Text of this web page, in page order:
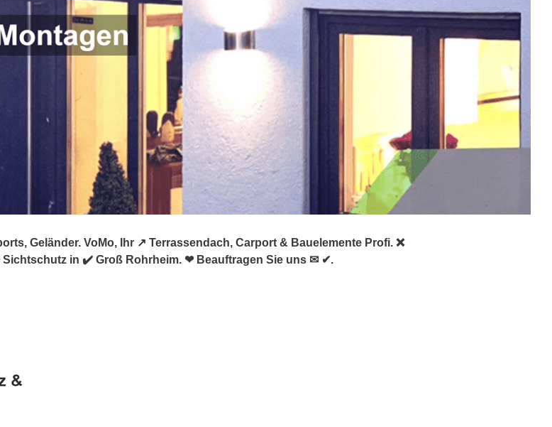
Geländer. VoMo, Ihr ↗️ Terrassendach, Carport & Bauelemente Profi. ❌
in ✔️ Groß Rohrheim. ❤ Beauftragen Sie uns ✉ ✔.